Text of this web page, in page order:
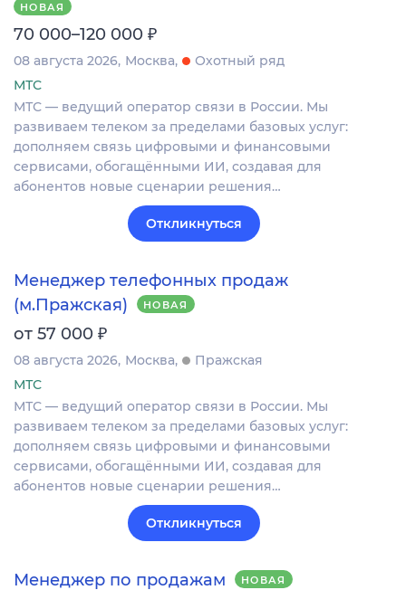
НОВАЯ
70 000–120 000 ₽
08 августа 2026 Москва
Охотный ряд
МТС
МТС — ведущий оператор связи в России. Мы
развиваем телеком за пределами базовых услуг:
дополняем связь цифровыми и финансовыми
сервисами, обогащёнными ИИ, создавая для
абонентов новые сценарии решения…
Откликнуться
Менеджер телефонных продаж
(м.Пражская)
НОВАЯ
от 57 000 ₽
08 августа 2026 Москва
Пражская
МТС
МТС — ведущий оператор связи в России. Мы
развиваем телеком за пределами базовых услуг:
дополняем связь цифровыми и финансовыми
сервисами, обогащёнными ИИ, создавая для
абонентов новые сценарии решения…
Откликнуться
Менеджер по продажам НОВАЯ